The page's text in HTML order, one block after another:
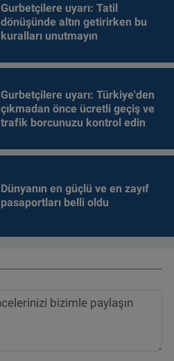
Gurbetçilere uyarı: Tatil
dönüşünde altın getirirken bu
kuralları unutmayın
Gurbetçilere uyarı: Türkiye'den
çıkmadan önce ücretli geçiş ve
trafik borcunuzu kontrol edin
Dünyanın en güçlü ve en zayıf
pasaportları belli oldu